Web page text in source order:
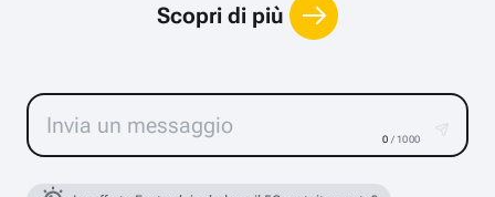
Scopri di più
0 / 1000